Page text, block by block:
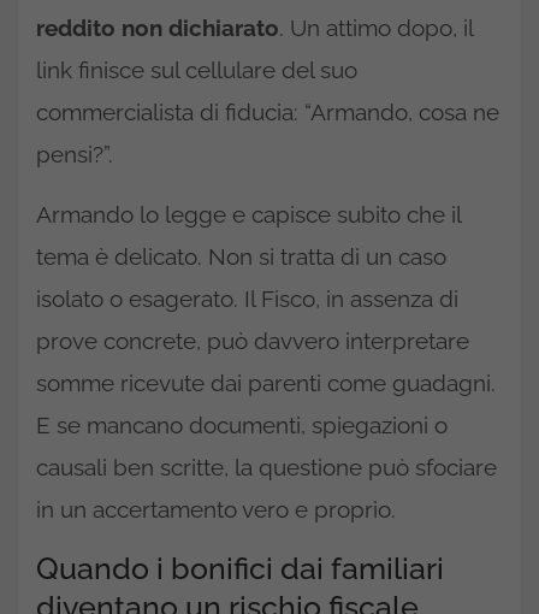
reddito non dichiarato. Un attimo dopo, il
link finisce sul cellulare del suo
commercialista di fiducia: “Armando, cosa ne
pensi?”.
Armando lo legge e capisce subito che il
tema è delicato. Non si tratta di un caso
isolato o esagerato. Il Fisco, in assenza di
prove concrete, può davvero interpretare
somme ricevute dai parenti come guadagni.
E se mancano documenti, spiegazioni o
causali ben scritte, la questione può sfociare
in un accertamento vero e proprio.
Quando i bonifici dai familiari
diventano un rischio fiscale